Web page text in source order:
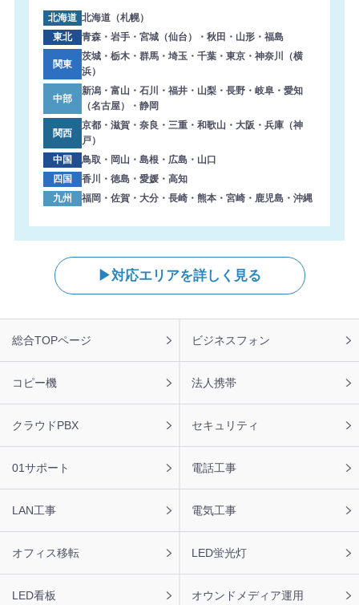
北海道 北海道（札幌）
東北
青森・岩手・宮城（仙台）・秋田・山形・福島
関東
茨城・栃木・群馬・埼玉・千葉・東京・神奈川（横
浜）
中部
新潟・富山・石川・福井・山梨・長野・岐阜・愛知
（名古屋）・静岡
関西
京都・滋賀・奈良・三重・和歌山・大阪・兵庫（神
戸）
中国
鳥取・岡山・島根・広島・山口
四国
香川・徳島・愛媛・高知
九州
福岡・佐賀・大分・長崎・熊本・宮崎・鹿児島・沖縄
対応エリアを詳しく見る
ッ
タ
総合TOPページ ビジネスフォン
コピー機 法人携帯
クラウドPBX セキュリティ
01サポート 電話工事
LAN工事 電気工事
オフィス移転 LED蛍光灯
LED看板 オウンドメディア運用